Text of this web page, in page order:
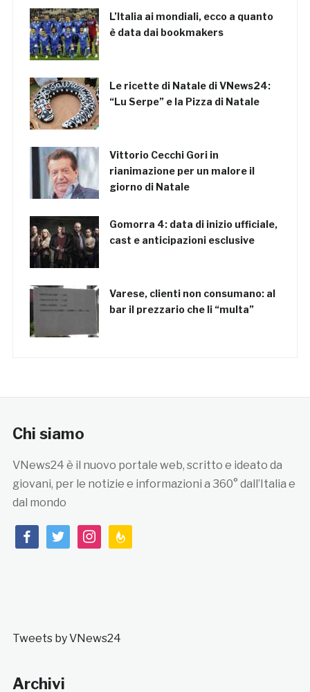
L’Italia ai mondiali, ecco a quanto
è data dai bookmakers
Le ricette di Natale di VNews24:
“Lu Serpe” e la Pizza di Natale
Vittorio Cecchi Gori in
rianimazione per un malore il
giorno di Natale
Gomorra 4: data di inizio ufficiale,
cast e anticipazioni esclusive
Varese, clienti non consumano: al
bar il prezzario che li “multa”
Chi siamo
VNews24 è il nuovo portale web, scritto e ideato da
giovani, per le notizie e informazioni a 360° dall’Italia e
dal mondo
facebooktwitterinstagramfeedburner
Tweets by VNews24
Archivi